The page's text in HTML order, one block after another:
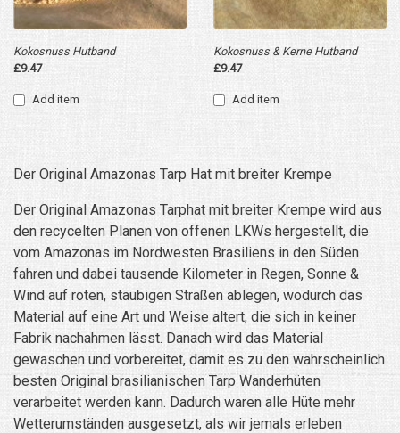
Kokosnuss Hutband
£9.47
Add item
Kokosnuss & Kerne Hutband
£9.47
Add item
Der Original Amazonas Tarp Hat mit breiter Krempe
Der Original Amazonas Tarphat mit breiter Krempe wird aus
den recycelten Planen von offenen LKWs hergestellt, die
vom Amazonas im Nordwesten Brasiliens in den Süden
fahren und dabei tausende Kilometer in Regen, Sonne &
Wind auf roten, staubigen Straßen ablegen, wodurch das
Material auf eine Art und Weise altert, die sich in keiner
Fabrik nachahmen lässt. Danach wird das Material
gewaschen und vorbereitet, damit es zu den wahrscheinlich
besten Original brasilianischen Tarp Wanderhüten
verarbeitet werden kann. Dadurch waren alle Hüte mehr
Wetterumständen ausgesetzt, als wir jemals erleben